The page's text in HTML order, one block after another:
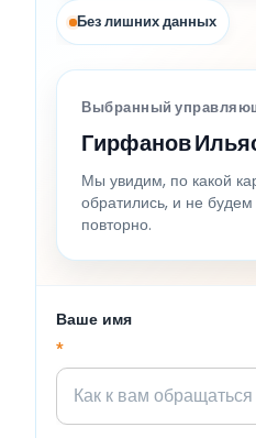
Без лишних данных
Выбранный
Гирфанов
Мы увидим, по какой
обратились, и не будем
повторно.
Ваше имя
*